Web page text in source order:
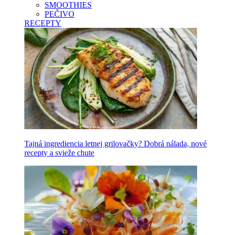
SMOOTHIES
PEČIVO
RECEPTY
Tajná ingrediencia letnej grilovačky? Dobrá nálada, nové
recepty a svieže chute